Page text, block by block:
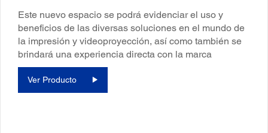
Este nuevo espacio se podrá evidenciar el uso y
beneficios de las diversas soluciones en el mundo de
la impresión y videoproyección, así como también se
brindará una experiencia directa con la marca
Ver Producto